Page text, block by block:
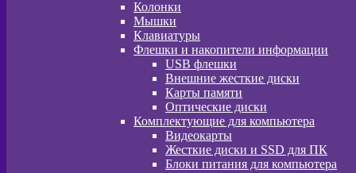
Колонки
Мышки
Клавиатуры
Флешки и накопители информации
USB флешки
Внешние жесткие диски
Карты памяти
Оптические диски
Комплектующие для компьютера
Видеокарты
Жесткие диски и SSD для ПК
Блоки питания для компьютера